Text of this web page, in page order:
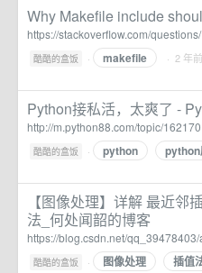
Why Makefile include
https://stackoverflow.com/
酷酷的盒饭 · makefile · 2 年前
Python接私活，太爽了 -
http://m.python88.com/topic/162170
酷酷的盒饭 · python
【图像处理】详解 最近
法_何处闻韶的博客
https://blog.csdn.net/
酷酷的盒饭 · 图像处理 插值